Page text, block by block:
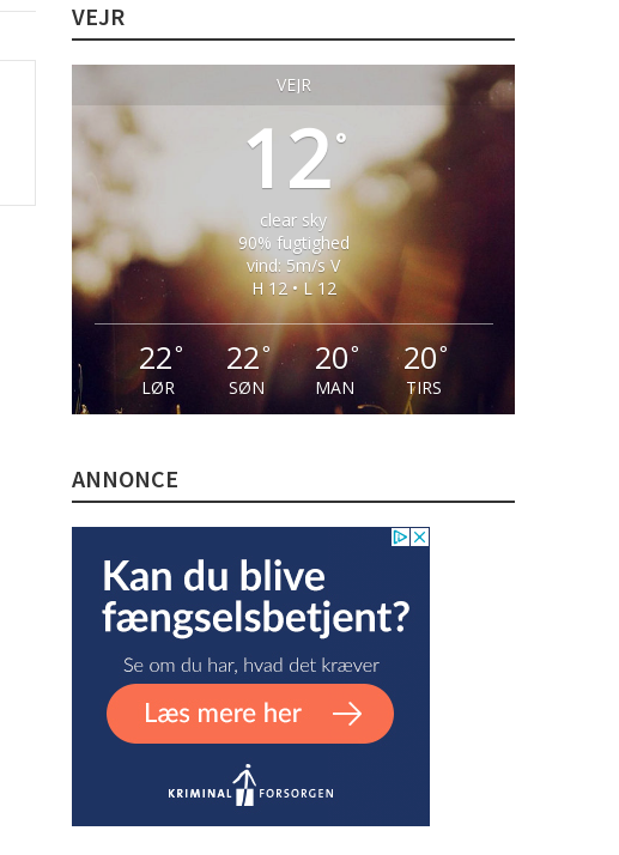
VEJR
VEJR
12°
clear sky
90% fugtighed
vind: 5m/s V
H 12 • L 12
22°
LØR
22°
SØN
20°
MAN
20°
TIRS
ANNONCE